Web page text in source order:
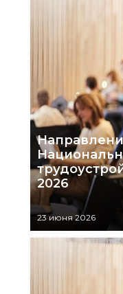
2026
23 июня 2026